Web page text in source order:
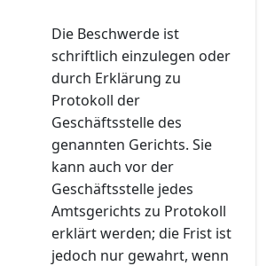
Die Beschwerde ist
schriftlich einzulegen oder
durch Erklärung zu
Protokoll der
Geschäftsstelle des
genannten Gerichts. Sie
kann auch vor der
Geschäftsstelle jedes
Amtsgerichts zu Protokoll
erklärt werden; die Frist ist
jedoch nur gewahrt, wenn